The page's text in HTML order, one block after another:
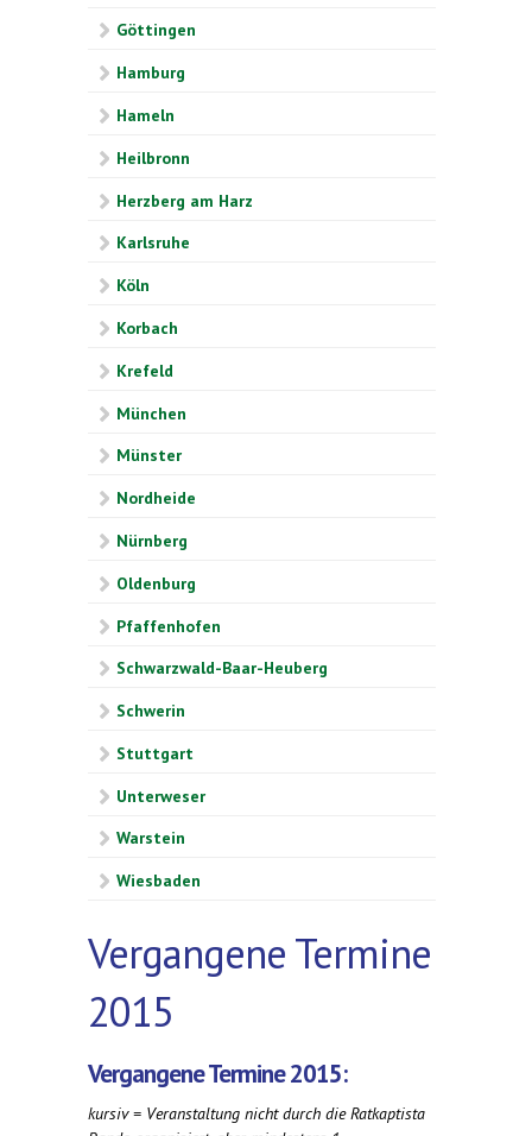
Göttingen
Hamburg
Hameln
Heilbronn
Herzberg am Harz
Karlsruhe
Köln
Korbach
Krefeld
München
Münster
Nordheide
Nürnberg
Oldenburg
Pfaffenhofen
Schwarzwald-Baar-Heuberg
Schwerin
Stuttgart
Unterweser
Warstein
Wiesbaden
Vergangene Termine
2015
Vergangene Termine 2015:
kursiv = Veranstaltung nicht durch die Ratkaptista